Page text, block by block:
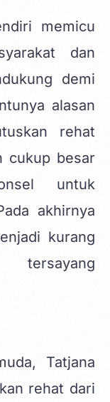
memicu
dan
demi
alasan
rehat
cukup besar
untuk
akhirnya
kurang
tersayang
Tatjana
rehat dari